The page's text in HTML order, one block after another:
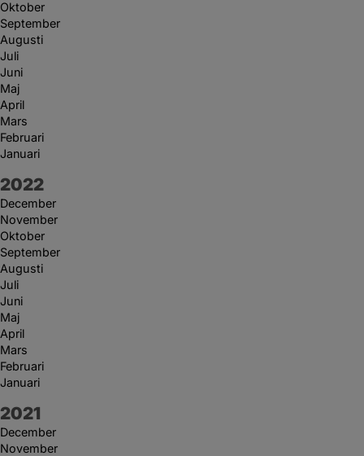
Oktober
September
Augusti
Juli
Juni
Maj
April
Mars
Februari
Januari
År:
2022
December
November
Oktober
September
Augusti
Juli
Juni
Maj
April
Mars
Februari
Januari
År:
2021
December
November